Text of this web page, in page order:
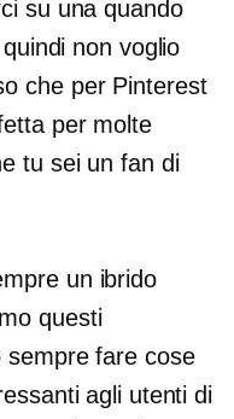
su una quando
non voglio
che per Pinterest
per molte
tu sei un fan di
un ibrido
questi
sempre fare cose
agli utenti di